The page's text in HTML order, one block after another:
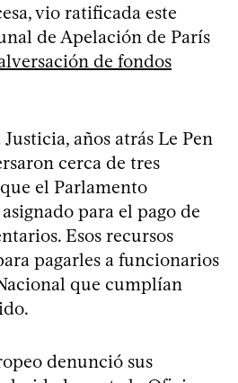
vio ratificada este
de Apelación de París
de fondos
años atrás Le Pen
cerca de tres
el Parlamento
para el pago de
Esos recursos
pagarles a funcionarios
que cumplían
denunció sus